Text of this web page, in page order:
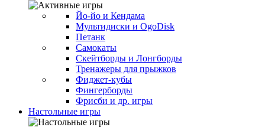
Йо-йо и Кендама
Мультидиски и OgoDisk
Петанк
Самокаты
Скейтборды и Лонгборды
Тренажеры для прыжков
Фиджет-кубы
Фингерборды
Фрисби и др. игры
Настольные игры